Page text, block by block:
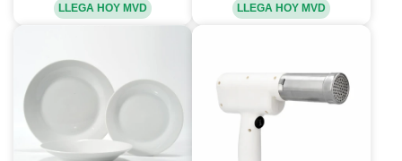
LLEGA HOY MVD LLEGA HOY MVD